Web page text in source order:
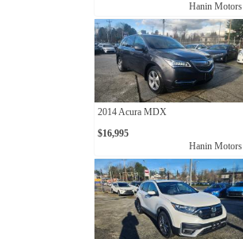
Hanin Motors
2014 Acura MDX
$16,995
Hanin Motors